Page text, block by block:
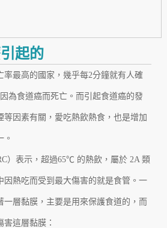
起的
率最高的國家，幾乎每2分鐘就有人確
為食道癌而死亡。而引起食道癌的發
等因素有關，愛吃熱飲熱食，也是增加
。
）表示，超過65℃ 的熱飲，屬於 2A 類
因熱吃而受到最大傷害的就是食管。一
一層黏膜，主要是用來保護食道的，而
這層黏膜：